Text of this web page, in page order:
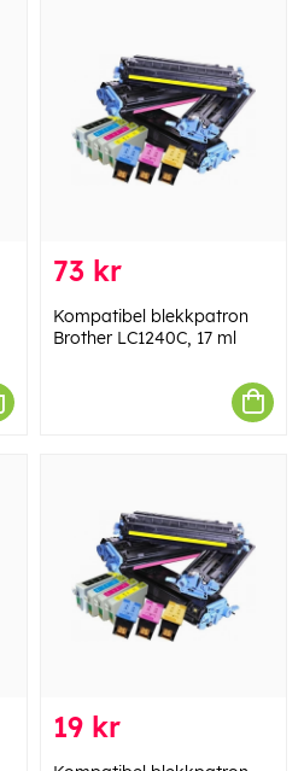
73 kr
Kompatibel blekkpatron
Brother LC1240C, 17 ml
19 kr